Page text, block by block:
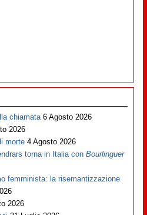
chiamata 6 Agosto 2026
2026
morte 4 Agosto 2026
torna in Italia conBourlinguer
femminista: la risemantizzazione
2026